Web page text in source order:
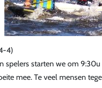
4)
spelers starten we om
mee. Te veel mensen